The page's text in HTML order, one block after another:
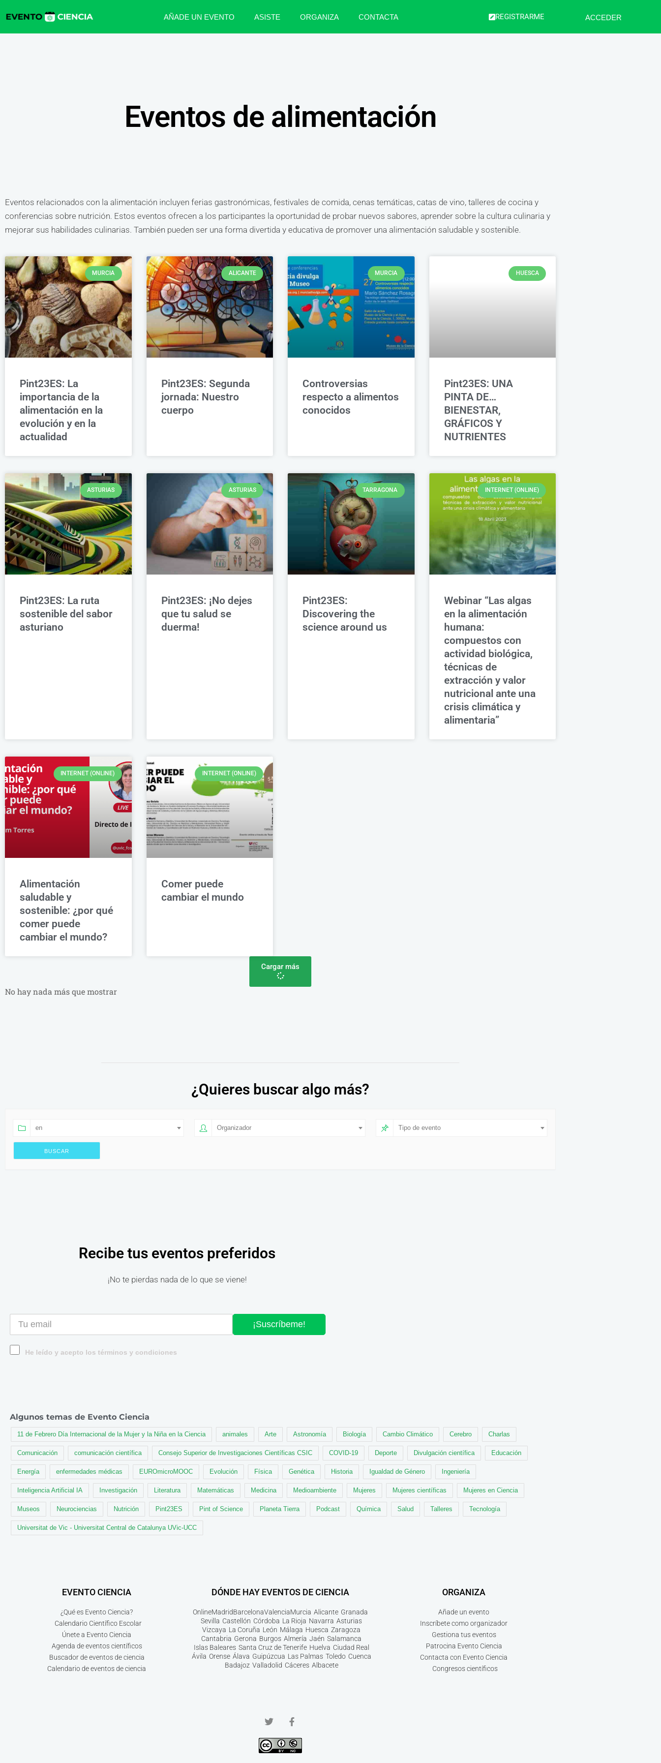
AÑADE UN EVENTO ASISTE ORGANIZA CONTACTA REGISTRARME ACCEDER
Eventos de alimentación
Eventos relacionados con la alimentación incluyen ferias gastronómicas, festivales de comida, cenas temáticas, catas de vino, talleres de cocina y
conferencias sobre nutrición. Estos eventos ofrecen a los participantes la oportunidad de probar nuevos sabores, aprender sobre la cultura culinaria y
mejorar sus habilidades culinarias. También pueden ser una forma divertida y educativa de promover una alimentación saludable y sostenible.
MURCIA
Pint23ES: La
importancia de la
alimentación en la
evolución y en la
actualidad
ALICANTE
Pint23ES: Segunda
jornada: Nuestro
cuerpo
MURCIA
Controversias
respecto a alimentos
conocidos
HUESCA
Pint23ES: UNA
PINTA DE…
BIENESTAR,
GRÁFICOS Y
NUTRIENTES
ASTURIAS
Pint23ES: La ruta
sostenible del sabor
asturiano
ASTURIAS
Pint23ES: ¡No dejes
que tu salud se
duerma!
TARRAGONA
Pint23ES:
Discovering the
science around us
INTERNET (ONLINE)
Webinar “Las algas
en la alimentación
humana:
compuestos con
actividad biológica,
técnicas de
extracción y valor
nutricional ante una
crisis climática y
alimentaria”
INTERNET (ONLINE)
Alimentación
saludable y
sostenible: ¿por qué
comer puede
cambiar el mundo?
INTERNET (ONLINE)
Comer puede
cambiar el mundo
Cargar más
No hay nada más que mostrar
¿Quieres buscar algo más?
en Organizador Tipo de evento
Recibe tus eventos preferidos
¡No te pierdas nada de lo que se viene!
¡Suscríbeme!
He leído y acepto los términos y condiciones
Algunos temas de Evento Ciencia
11 de Febrero Día Internacional de la Mujer y la Niña en la Ciencia animales Arte Astronomía Biología Cambio Climático Cerebro Charlas
Comunicación comunicación científica Consejo Superior de Investigaciones Científicas CSIC COVID-19 Deporte Divulgación científica Educación
Energía enfermedades médicas EUROmicroMOOC Evolución Física Genética Historia Igualdad de Género Ingeniería
Inteligencia Artificial IA Investigación Literatura Matemáticas Medicina Medioambiente Mujeres Mujeres científicas Mujeres en Ciencia
Museos Neurociencias Nutrición Pint23ES Pint of Science Planeta Tierra Podcast Química Salud Talleres Tecnología
Universitat de Vic - Universitat Central de Catalunya UVic-UCC
EVENTO CIENCIA
¿Qué es Evento Ciencia?
Calendario Científico Escolar
Únete a Evento Ciencia
Agenda de eventos científicos
Buscador de eventos de ciencia
Calendario de eventos de ciencia
DÓNDE HAY EVENTOS DE CIENCIA
OnlineMadridBarcelonaValenciaMurcia Alicante Granada
Sevilla Castellón Córdoba La Rioja Navarra Asturias
Vizcaya La Coruña León Málaga Huesca Zaragoza
Cantabria Gerona Burgos Almería Jaén Salamanca
Islas Baleares Santa Cruz de Tenerife Huelva Ciudad Real
Ávila Orense Álava Guipúzcua Las Palmas Toledo Cuenca
Badajoz Valladolid Cáceres Albacete
ORGANIZA
Añade un evento
Inscríbete como organizador
Gestiona tus eventos
Patrocina Evento Ciencia
Contacta con Evento Ciencia
Congresos científicos